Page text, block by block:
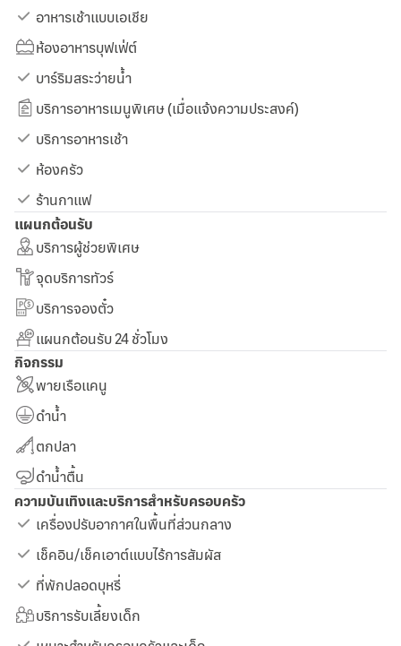
อาหารเช้าแบบเอเชีย
ห้องอาหารบุฟเฟ่ต์
บาร์ริมสระว่ายน้ำ
บริการอาหารเมนูพิเศษ (เมื่อแจ้งความประสงค์)
บริการอาหารเช้า
ห้องครัว
ร้านกาแฟ
แผนกต้อนรับ
บริการผู้ช่วยพิเศษ
จุดบริการทัวร์
บริการจองตั๋ว
แผนกต้อนรับ 24 ชั่วโมง
กิจกรรม
พายเรือแคนู
ดำน้ำ
ตกปลา
ดำน้ำตื้น
ความบันเทิงและบริการสำหรับครอบครัว
เครื่องปรับอากาศในพื้นที่ส่วนกลาง
เช็คอิน/เช็คเอาต์แบบไร้การสัมผัส
ที่พักปลอดบุหรี่
บริการรับเลี้ยงเด็ก